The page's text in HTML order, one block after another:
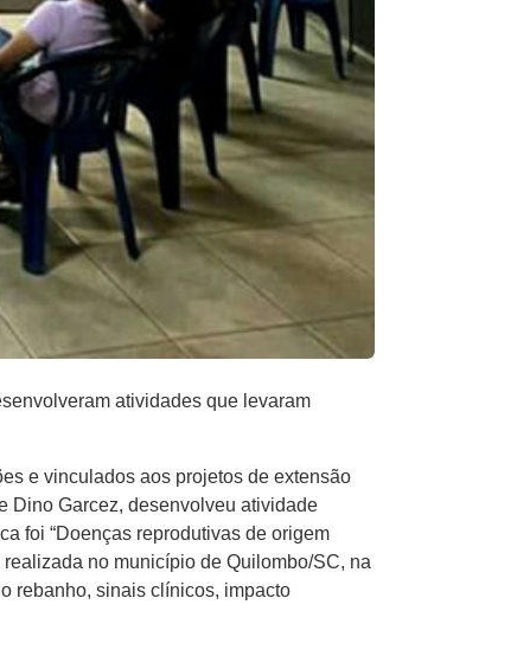
atividades que levaram
e vinculados aos projetos de extensão
Dino Garcez, desenvolveu atividade
foi “Doenças reprodutivas de origem
no município de Quilombo/SC, na
rebanho, sinais clínicos, impacto